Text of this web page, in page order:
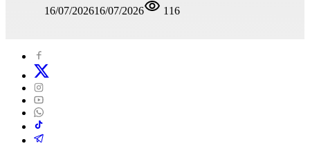
16/07/202616/07/2026 116